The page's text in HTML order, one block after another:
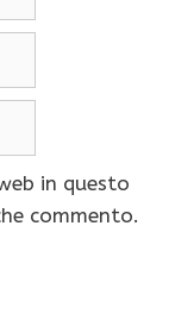
in questo
commento.